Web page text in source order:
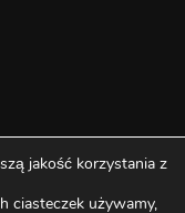
jakość korzystania z
ciasteczek używamy,